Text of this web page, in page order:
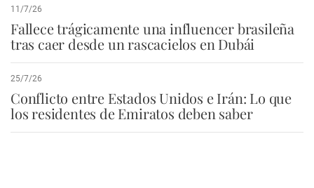
11/7/26
Fallece trágicamente una influencer brasileña
tras caer desde un rascacielos en Dubái
25/7/26
Conflicto entre Estados Unidos e Irán: Lo que
los residentes de Emiratos deben saber